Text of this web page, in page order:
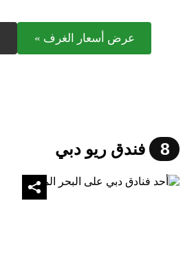
عرض أسعار الغرف »
8 فندق ريو دبي